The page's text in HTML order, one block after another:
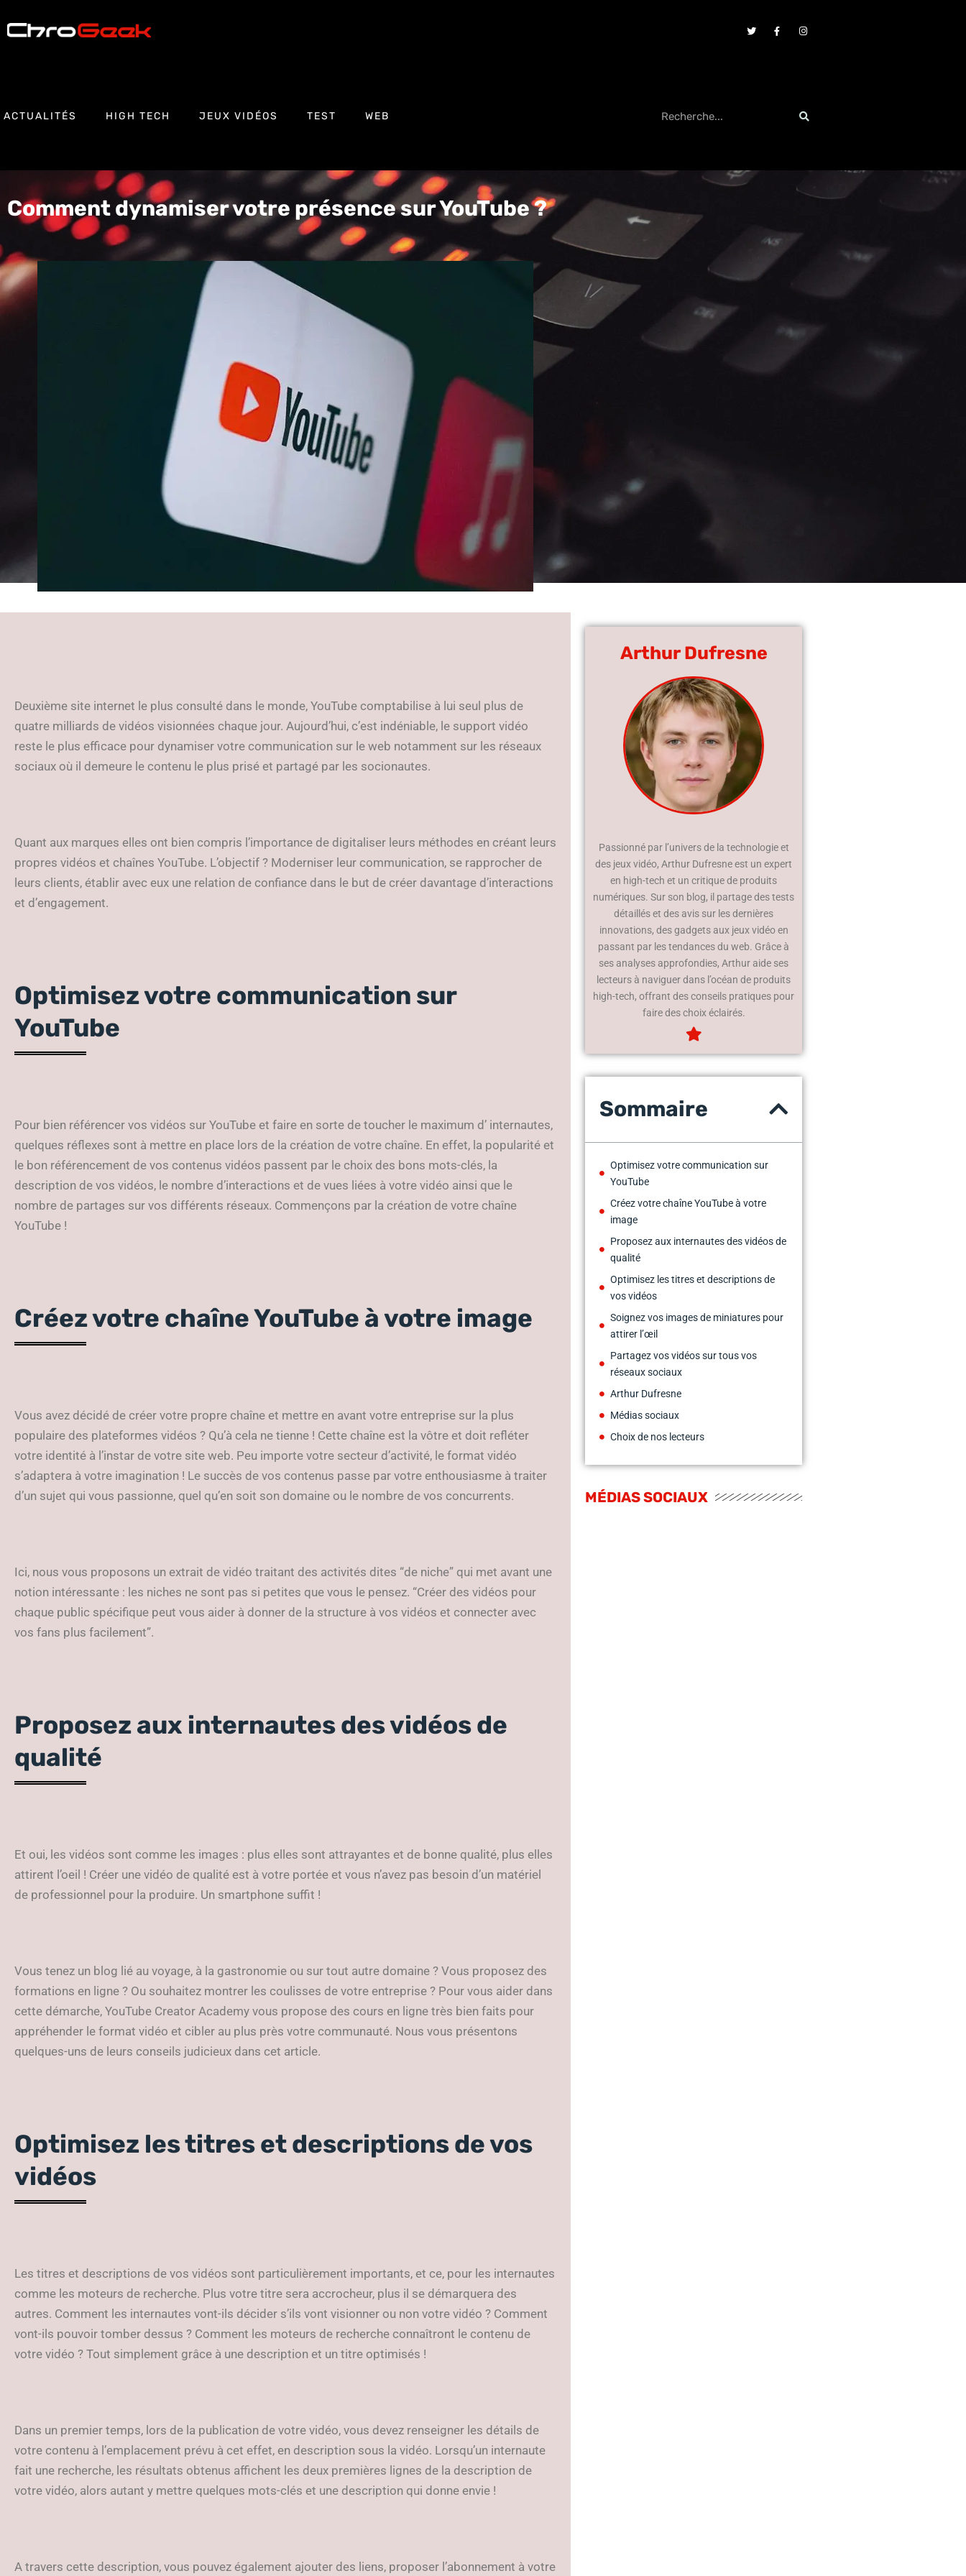
ACTUALITÉS HIGH TECH JEUX VIDÉOS TEST WEB
Comment dynamiser votre présence sur YouTube ?
Deuxième site internet le plus consulté dans le monde, YouTube comptabilise à lui seul plus de
quatre milliards de vidéos visionnées chaque jour. Aujourd’hui, c’est indéniable, le support vidéo
reste le plus efficace pour dynamiser votre communication sur le web notamment sur les réseaux
sociaux où il demeure le contenu le plus prisé et partagé par les socionautes.
Quant aux marques elles ont bien compris l’importance de digitaliser leurs méthodes en créant leurs
propres vidéos et chaînes YouTube. L’objectif ? Moderniser leur communication, se rapprocher de
leurs clients, établir avec eux une relation de confiance dans le but de créer davantage d’interactions
et d’engagement.
Optimisez votre communication sur
YouTube
Pour bien référencer vos vidéos sur YouTube et faire en sorte de toucher le maximum d’ internautes,
quelques réflexes sont à mettre en place lors de la création de votre chaîne. En effet, la popularité et
le bon référencement de vos contenus vidéos passent par le choix des bons mots-clés, la
description de vos vidéos, le nombre d’interactions et de vues liées à votre vidéo ainsi que le
nombre de partages sur vos différents réseaux. Commençons par la création de votre chaîne
YouTube !
Créez votre chaîne YouTube à votre image
Vous avez décidé de créer votre propre chaîne et mettre en avant votre entreprise sur la plus
populaire des plateformes vidéos ? Qu’à cela ne tienne ! Cette chaîne est la vôtre et doit refléter
votre identité à l’instar de votre site web. Peu importe votre secteur d’activité, le format vidéo
s’adaptera à votre imagination ! Le succès de vos contenus passe par votre enthousiasme à traiter
d’un sujet qui vous passionne, quel qu’en soit son domaine ou le nombre de vos concurrents.
Ici, nous vous proposons un extrait de vidéo traitant des activités dites “de niche” qui met avant une
notion intéressante : les niches ne sont pas si petites que vous le pensez. “Créer des vidéos pour
chaque public spécifique peut vous aider à donner de la structure à vos vidéos et connecter avec
vos fans plus facilement”.
Proposez aux internautes des vidéos de
qualité
Et oui, les vidéos sont comme les images : plus elles sont attrayantes et de bonne qualité, plus elles
attirent l’oeil ! Créer une vidéo de qualité est à votre portée et vous n’avez pas besoin d’un matériel
de professionnel pour la produire. Un smartphone suffit !
Vous tenez un blog lié au voyage, à la gastronomie ou sur tout autre domaine ? Vous proposez des
formations en ligne ? Ou souhaitez montrer les coulisses de votre entreprise ? Pour vous aider dans
cette démarche, YouTube Creator Academy vous propose des cours en ligne très bien faits pour
appréhender le format vidéo et cibler au plus près votre communauté. Nous vous présentons
quelques-uns de leurs conseils judicieux dans cet article.
Optimisez les titres et descriptions de vos
vidéos
Les titres et descriptions de vos vidéos sont particulièrement importants, et ce, pour les internautes
comme les moteurs de recherche. Plus votre titre sera accrocheur, plus il se démarquera des
autres. Comment les internautes vont-ils décider s’ils vont visionner ou non votre vidéo ? Comment
vont-ils pouvoir tomber dessus ? Comment les moteurs de recherche connaîtront le contenu de
votre vidéo ? Tout simplement grâce à une description et un titre optimisés !
Dans un premier temps, lors de la publication de votre vidéo, vous devez renseigner les détails de
votre contenu à l’emplacement prévu à cet effet, en description sous la vidéo. Lorsqu’un internaute
fait une recherche, les résultats obtenus affichent les deux premières lignes de la description de
votre vidéo, alors autant y mettre quelques mots-clés et une description qui donne envie !
A travers cette description, vous pouvez également ajouter des liens, proposer l’abonnement à votre
Arthur Dufresne
Passionné par l’univers de la technologie et
des jeux vidéo, Arthur Dufresne est un expert
en high-tech et un critique de produits
numériques. Sur son blog, il partage des tests
détaillés et des avis sur les dernières
innovations, des gadgets aux jeux vidéo en
passant par les tendances du web. Grâce à
ses analyses approfondies, Arthur aide ses
lecteurs à naviguer dans l’océan de produits
high-tech, offrant des conseils pratiques pour
faire des choix éclairés.
Sommaire
Optimisez votre communication sur
YouTube
Créez votre chaîne YouTube à votre
image
Proposez aux internautes des vidéos de
qualité
Optimisez les titres et descriptions de
vos vidéos
Soignez vos images de miniatures pour
attirer l’œil
Partagez vos vidéos sur tous vos
réseaux sociaux
Arthur Dufresne
Médias sociaux
Choix de nos lecteurs
MÉDIAS SOCIAUX